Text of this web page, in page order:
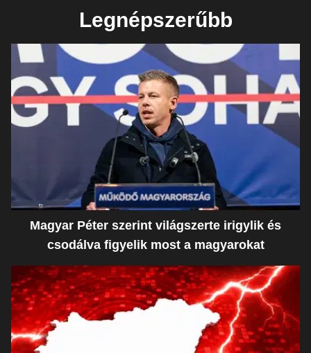
Legnépszerűbb
Magyar Péter szerint világszerte irigylik és
csodálva figyelik most a magyarokat